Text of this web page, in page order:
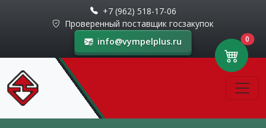
+7 (962) 518-17-06
Проверенный поставщик госзакупок
info@vympelplus.ru
0